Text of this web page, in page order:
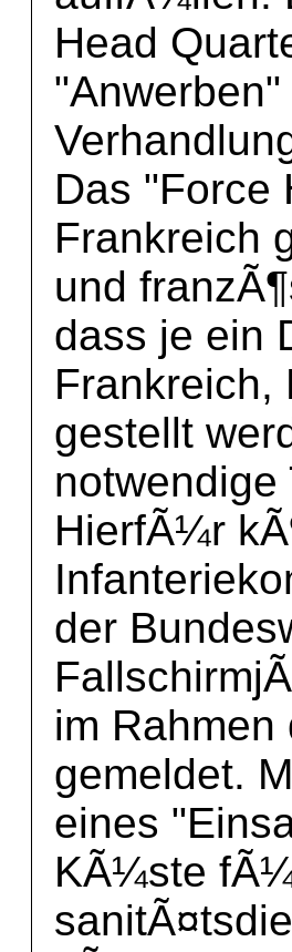
Head
Das "Force
Frankreich
und
dass je ein
Frankreich,
gestellt
HierfÃ¼r
der
im
gemeldet.
eines
KÃ¼ste